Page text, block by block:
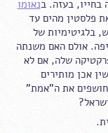
בחייו, בעזה. בנאומו
פלסטין מהים עד
בלגיטימיות של
אולם האם משנתה
שלה, אם לא
אכן מותירים
חושפים את ה"אמת"